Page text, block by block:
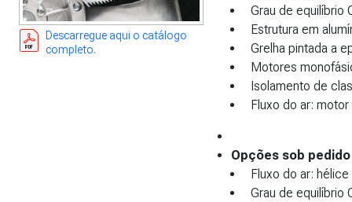
Descarregue aqui o catálogo
completo.
Grau de equilíbrio
Estrutura em
Grelha pintada a
Motores
Isolamento de
Fluxo do ar:
Opções sob pedido
Fluxo do ar:
Grau de equilíbrio